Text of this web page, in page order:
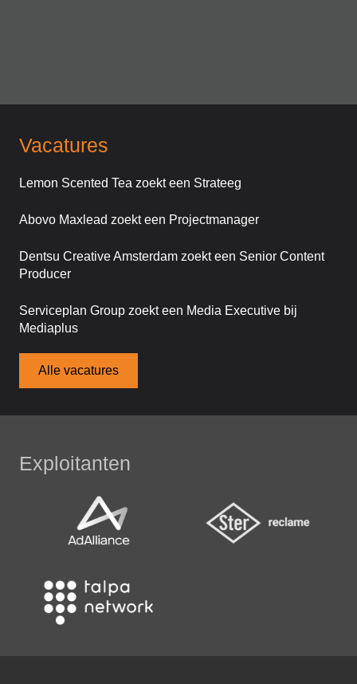
Vacatures
Lemon Scented Tea zoekt een Strateeg
Abovo Maxlead zoekt een Projectmanager
Dentsu Creative Amsterdam zoekt een Senior Content
Producer
Serviceplan Group zoekt een Media Executive bij
Mediaplus
Alle vacatures
Exploitanten